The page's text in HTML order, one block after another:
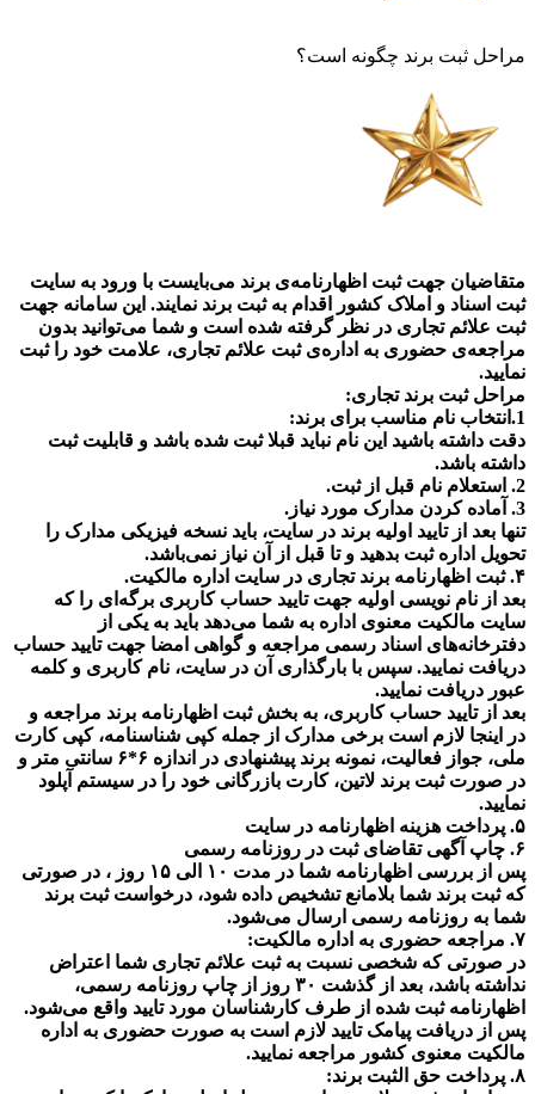
مراحل ثبت برند چگونه است؟
متقاضیان جهت ثبت اظهارنامه‌ی برند می‌بایست با ورود به سایت
ثبت اسناد و املاک کشور اقدام به ثبت برند نمایند. این سامانه جهت
ثبت علائم تجاری در نظر گرفته شده است و شما می‌توانید بدون
مراجعه‌ی حضوری به اداره‌ی ثبت علائم تجاری، علامت خود را ثبت
نمایید.
مراحل ثبت برند تجاری:
1.انتخاب نام مناسب برای برند:
دقت داشته باشید این نام نباید قبلا ثبت شده باشد و قابلیت ثبت
داشته باشد.
2. استعلام نام قبل از ثبت.
3. آماده کردن مدارک مورد نیاز.
تنها بعد از تایید اولیه برند در سایت، باید نسخه فیزیکی مدارک را
تحویل اداره ثبت بدهید و تا قبل از آن نیاز نمی‌باشد.
۴. ثبت اظهارنامه برند تجاری در سایت اداره مالکیت.
بعد از نام نویسی اولیه جهت تایید حساب کاربری برگه‌ای را که
سایت مالکیت معنوی اداره به شما می‌دهد باید به یکی از
دفترخانه‌های اسناد رسمی مراجعه و گواهی امضا جهت تایید حساب
دریافت نمایید. سپس با بارگذاری آن در سایت، نام کاربری و کلمه
عبور دریافت نمایید.
بعد از تایید حساب کاربری، به بخش ثبت اظهارنامه برند مراجعه و
در اینجا لازم است برخی مدارک از جمله کپی شناسنامه، کپی کارت
ملی، جواز فعالیت، نمونه برند پیشنهادی در اندازه ۶*۶ سانتی متر و
در صورت ثبت برند لاتین، کارت بازرگانی خود را در سیستم آپلود
نمایید.
۵. پرداخت هزینه اظهارنامه در سایت
۶. چاپ آگهی تقاضای ثبت در روزنامه رسمی
پس از بررسی اظهارنامه شما در مدت ۱۰ الی ۱۵ روز ، در صورتی
که ثبت برند شما بلامانع تشخیص داده شود، درخواست ثبت برند
شما به روزنامه رسمی ارسال می‌شود.
۷. مراجعه حضوری به اداره مالکیت:
در صورتی که شخصی نسبت به ثبت علائم تجاری شما اعتراض
نداشته باشد، بعد از گذشت ۳۰ روز از چاپ روزنامه رسمی،
اظهارنامه ثبت شده از طرف کارشناسان مورد تایید واقع می‌شود.
پس از دریافت پیامک تایید لازم است به صورت حضوری به اداره
مالکیت معنوی کشور مراجعه نمایید.
۸. پرداخت حق الثبت برند: